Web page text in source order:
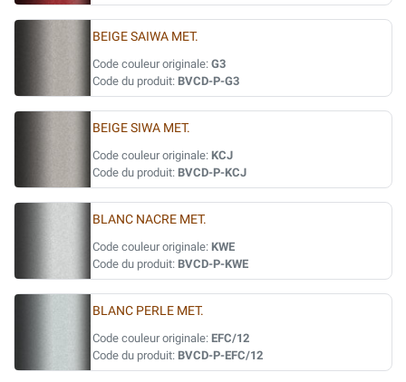
BEIGE SAIWA MET.
Code couleur originale: G3
Code du produit: BVCD-P-G3
BEIGE SIWA MET.
Code couleur originale: KCJ
Code du produit: BVCD-P-KCJ
BLANC NACRE MET.
Code couleur originale: KWE
Code du produit: BVCD-P-KWE
BLANC PERLE MET.
Code couleur originale: EFC/12
Code du produit: BVCD-P-EFC/12